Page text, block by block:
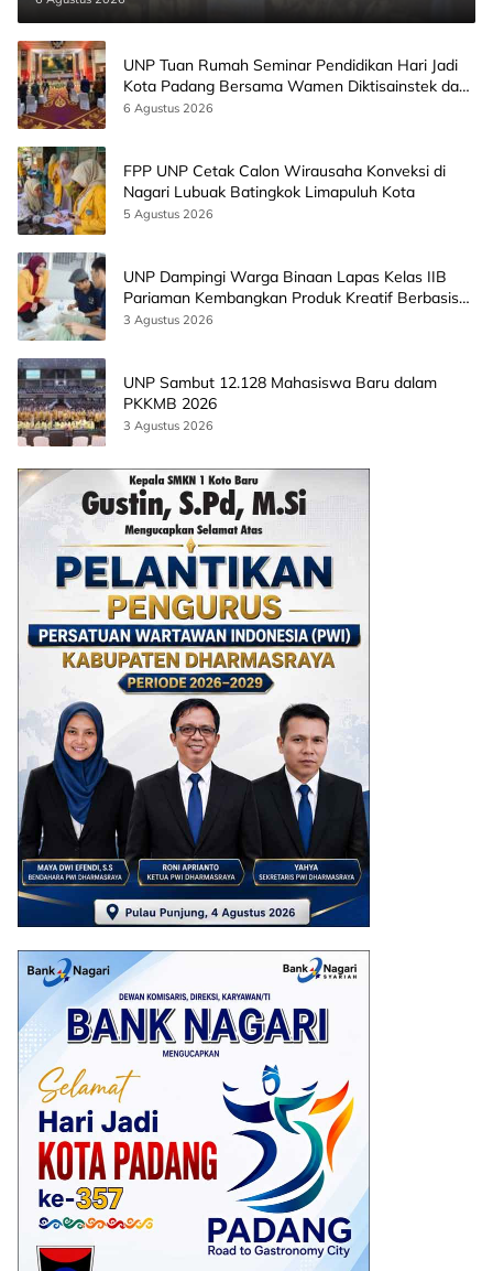
UNP Tuan Rumah Seminar Pendidikan Hari Jadi
Kota Padang Bersama Wamen Diktisainstek dan
CEO EMGS Malaysia
6 Agustus 2026
FPP UNP Cetak Calon Wirausaha Konveksi di
Nagari Lubuak Batingkok Limapuluh Kota
5 Agustus 2026
UNP Dampingi Warga Binaan Lapas Kelas IIB
Pariaman Kembangkan Produk Kreatif Berbasis
AI
3 Agustus 2026
UNP Sambut 12.128 Mahasiswa Baru dalam
PKKMB 2026
3 Agustus 2026